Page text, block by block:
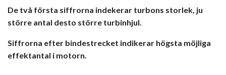
De två första siffrorna indekerar turbons storlek, ju
större antal desto större turbinhjul.
Siffrorna efter bindestrecket indikerar högsta möjliga
effektantal i motorn.